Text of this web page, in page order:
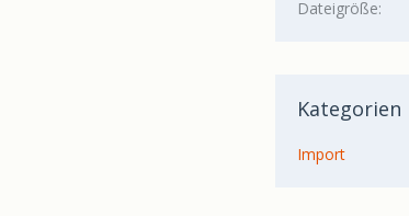
Dateigröße
Kategorien
Import